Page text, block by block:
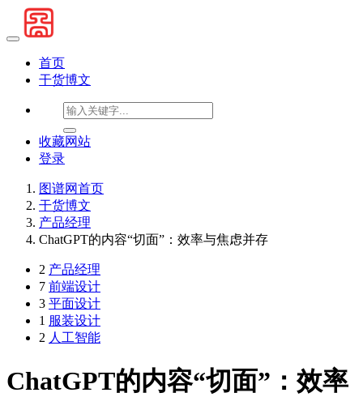
首页
干货博文
收藏网站
登录
图谱网首页
干货博文
产品经理
ChatGPT的内容“切面”：效率与焦虑并存
2 产品经理
7 前端设计
3 平面设计
1 服装设计
2 人工智能
ChatGPT的内容“切面”：效率